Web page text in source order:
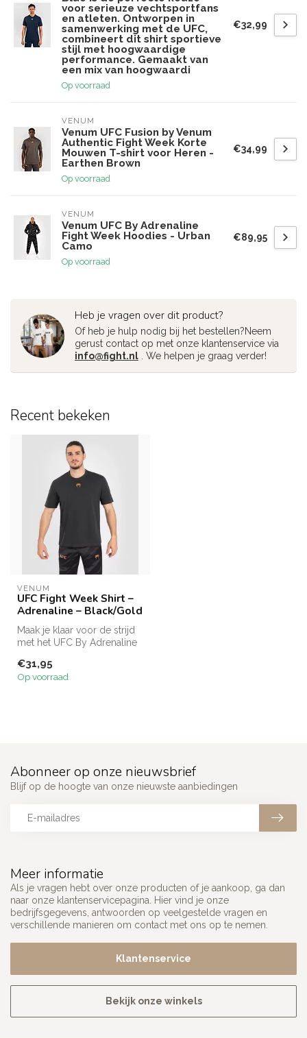
voor serieuze vechtsportfans
en atleten. Ontworpen in
samenwerking met de UFC,
combineert dit shirt sportieve
stijl met hoogwaardige
performance. Gemaakt van
een mix van hoogwaardi
Op voorraad
€32,99
VENUM
Venum UFC Fusion by Venum
Authentic Fight Week Korte
Mouwen T-shirt voor Heren -
Earthen Brown
Op voorraad
€34,99
VENUM
Venum UFC By Adrenaline
Fight Week Hoodies - Urban
Camo
Op voorraad
€89,95
Heb je vragen over dit product?
Of heb je hulp nodig bij het bestellen?Neem
gerust contact op met onze klantenservice via
info@fight.nl . We helpen je graag verder!
Recent bekeken
VENUM
UFC Fight Week Shirt –
Adrenaline – Black/Gold
Maak je klaar voor de strijd
met het UFC By Adrenaline
€31,95
Op voorraad
Meer informatie
Als je vragen hebt over onze producten of je aankoop, ga dan
naar onze klantenservicepagina. Hier vind je onze
bedrijfsgegevens, antwoorden op veelgestelde vragen en
verschillende manieren om contact met ons op te nemen.
Klantenservice
Bekijk onze winkels
Abonneer op onze nieuwsbrief
Blijf op de hoogte van onze nieuwste aanbiedingen